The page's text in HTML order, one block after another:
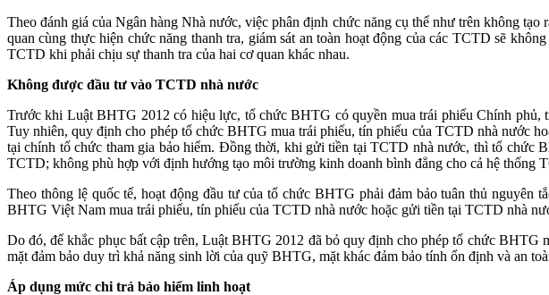
Theo đánh giá của Ngân hàng Nhà nước, việc phân định chức năng cụ thể như trên không
quan cùng thực hiện chức năng thanh tra, giám sát an toàn hoạt động của các TCTD sẽ
TCTD khi phải chịu sự thanh tra của hai cơ quan khác nhau.
Không được đầu tư vào TCTD nhà nước
Trước khi Luật BHTG 2012 có hiệu lực, tổ chức BHTG có quyền mua trái phiếu Chính
Tuy nhiên, quy định cho phép tổ chức BHTG mua trái phiếu, tín phiếu của TCTD nhà nước
tại chính tổ chức tham gia bảo hiểm. Đồng thời, khi gửi tiền tại TCTD nhà nước, thì tổ chức
TCTD; không phù hợp với định hướng tạo môi trường kinh doanh bình đẳng cho cả hệ thống
Theo thông lệ quốc tế, hoạt động đầu tư của tổ chức BHTG phải đảm bảo tuân thủ
BHTG Việt Nam mua trái phiếu, tín phiếu của TCTD nhà nước hoặc gửi tiền tại TCTD nhà
Do đó, để khắc phục bất cập trên, Luật BHTG 2012 đã bỏ quy định cho phép tổ chức
mặt đảm bảo duy trì khả năng sinh lời của quỹ BHTG, mặt khác đảm bảo tính ổn định và an
Áp dụng mức chi trả bảo hiểm linh hoạt